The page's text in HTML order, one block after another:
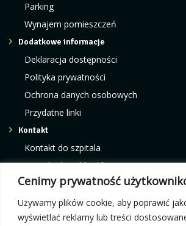
Cenimy prywatność
Używamy plików cookie, aby poprawić
wyświetlać reklamy lub treści
Parking
Wynajem pomieszczeń
Dodatkowe informacje
Deklaracja dostępności
Polityka prywatności
Ochrona danych osobowych
Przydatne linki
Kontakt
Kontakt do szpitala
Kontakt do oddziałów
Kontakt do poradni
Kontakt do pracowni i ośrodków